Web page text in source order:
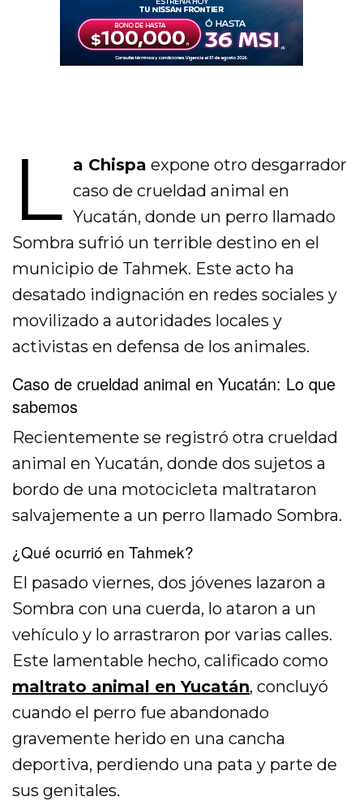
L a Chispa expone otro desgarrador
caso de crueldad animal en
Yucatán, donde un perro llamado
Sombra sufrió un terrible destino en el
municipio de Tahmek. Este acto ha
desatado indignación en redes sociales y
movilizado a autoridades locales y
activistas en defensa de los animales.
Caso de crueldad animal en Yucatán: Lo que
sabemos
Recientemente se registró otra crueldad
animal en Yucatán, donde dos sujetos a
bordo de una motocicleta maltrataron
salvajemente a un perro llamado Sombra.
¿Qué ocurrió en Tahmek?
El pasado viernes, dos jóvenes lazaron a
Sombra con una cuerda, lo ataron a un
vehículo y lo arrastraron por varias calles.
Este lamentable hecho, calificado como
maltrato animal en Yucatán, concluyó
cuando el perro fue abandonado
gravemente herido en una cancha
deportiva, perdiendo una pata y parte de
sus genitales.